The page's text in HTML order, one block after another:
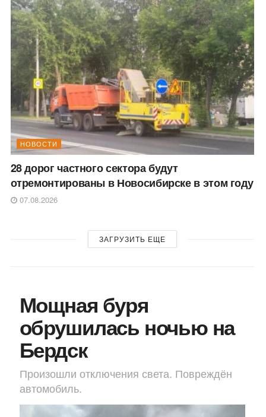
НОВОСТИ
28 дорог частного сектора будут
отремонтированы в Новосибирске в этом году
07.08.2026
ЗАГРУЗИТЬ ЕЩЕ
Мощная буря
обрушилась ночью на
Бердск
Произошли отключения света. Повреждён
автомобиль.